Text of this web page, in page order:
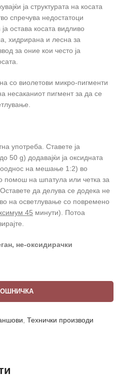
ја структурата на косата
спречува недостатоци
остава косата видливо
хидрирана и лесна за
за оние кои често ја
со виолетови микро-пигменти
несаканиот пигмент за да се
употреба. Ставете ја
50 g) додавајќи ја оксидната
на мешање 1:2) во
помош на шпатула или четка за
да делува се додека не
на осветлување со повремено
45 минути). Потоа
не-оксидирачки
Технички производи